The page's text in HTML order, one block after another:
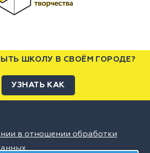
ШКОЛУ В СВОЁМ ГОРОДЕ?
УЗНАТЬ КАК
в отношении обработки